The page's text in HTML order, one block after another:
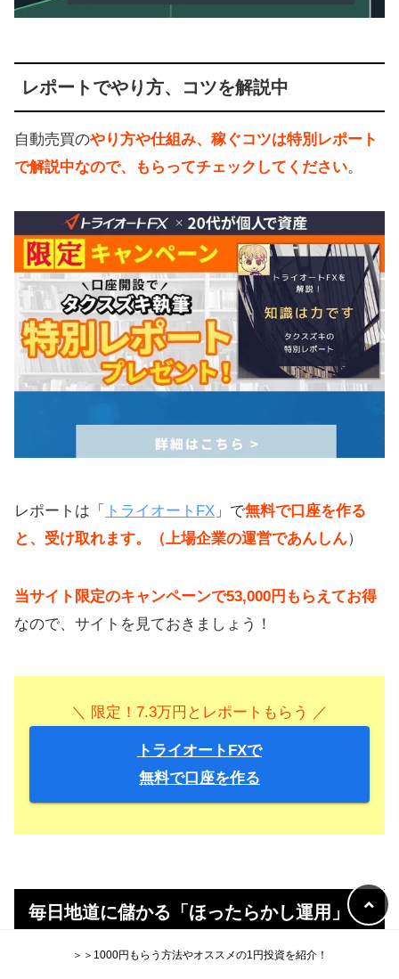
レポートでやり方、コツを解説中
自動売買のやり方や仕組み、稼ぐコツは特別レポート
で解説中なので、もらってチェックしてください。
レポートは「 トライオートFX 」で無料で口座を作る
と、受け取れます。（上場企業の運営であんしん）
当サイト限定のキャンペーンで53,000円もらえてお得
なので、サイトを見ておきましょう！
＼ 限定！7.3万円とレポートもらう ／
トライオートFXで
無料で口座を作る
毎日地道に儲かる「ほったらかし運用」
＞＞1000円もらう方法やオススメの1円投資を紹介！